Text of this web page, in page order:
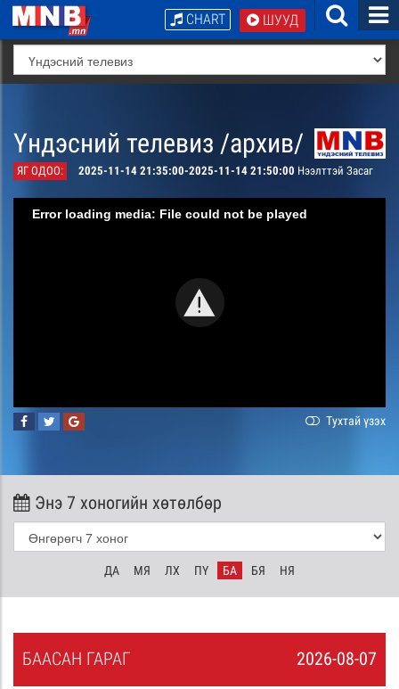
ШУУД
CHART
Үндэсний телевиз /архив/
ЯГ ОДОО: 2025-11-14 21:35:00-2025-11-14 21:50:00 Нээлттэй Засаг
Error loading media: File could not be played
Тухтай үзэх
Энэ 7 хоногийн хөтөлбөр
ДА МЯ ЛХ ПҮ БА БЯ НЯ
2026-08-07
БААСАН ГАРАГ